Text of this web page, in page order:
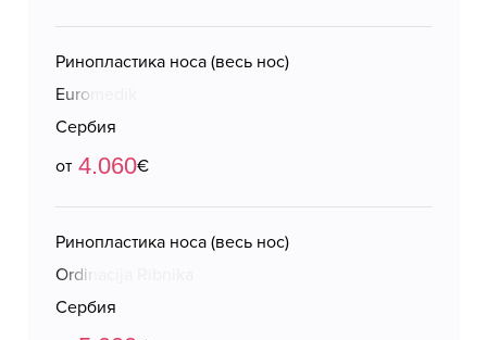
Ринопластика носа (весь нос)
Euromedik
Сербия
от 4.060€
Ринопластика носа (весь нос)
Ordinacija Ribnika
Сербия